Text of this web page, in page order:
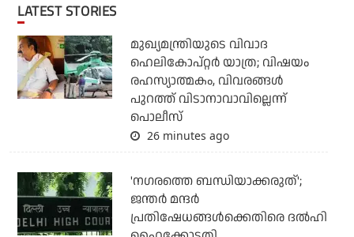
LATEST STORIES
മുഖ്യമന്ത്രിയുടെ വിവാദ
ഹെലികോപ്റ്റര്‍ യാത്ര; വിഷയം
രഹസ്യാത്മകം, വിവരങ്ങള്‍
പുറത്ത് വിടാനാവാവില്ലെന്ന്
പൊലീസ്
26 minutes ago
'നഗരത്തെ ബന്ധിയാക്കരുത്';
ജന്തര്‍ മന്ദര്‍
പ്രതിഷേധങ്ങള്‍ക്കെതിരെ ദല്‍ഹി